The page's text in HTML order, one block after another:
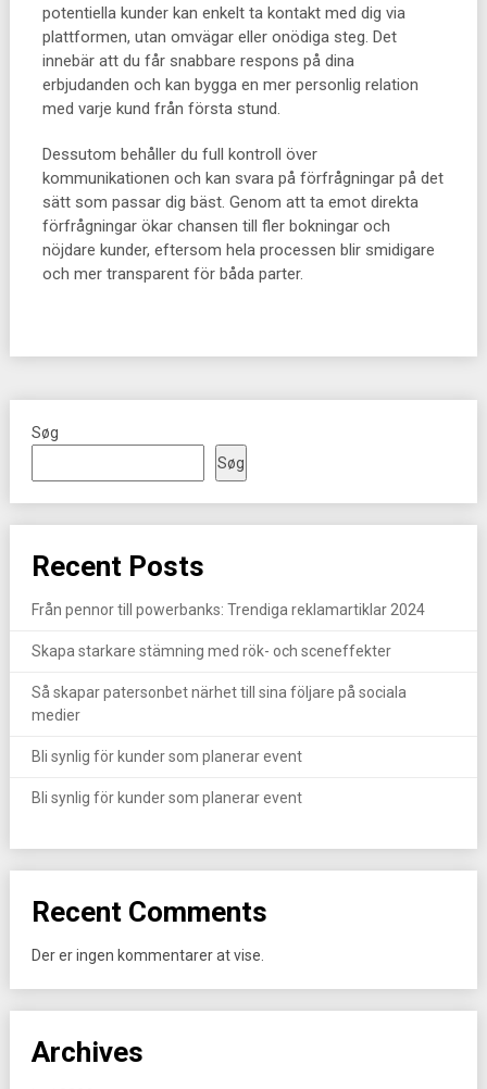
potentiella kunder kan enkelt ta kontakt med dig via
plattformen, utan omvägar eller onödiga steg. Det
innebär att du får snabbare respons på dina
erbjudanden och kan bygga en mer personlig relation
med varje kund från första stund.
Dessutom behåller du full kontroll över
kommunikationen och kan svara på förfrågningar på det
sätt som passar dig bäst. Genom att ta emot direkta
förfrågningar ökar chansen till fler bokningar och
nöjdare kunder, eftersom hela processen blir smidigare
och mer transparent för båda parter.
Søg
Søg
Recent Posts
Från pennor till powerbanks: Trendiga reklamartiklar 2024
Skapa starkare stämning med rök- och sceneffekter
Så skapar patersonbet närhet till sina följare på sociala
medier
Bli synlig för kunder som planerar event
Bli synlig för kunder som planerar event
Recent Comments
Der er ingen kommentarer at vise.
Archives